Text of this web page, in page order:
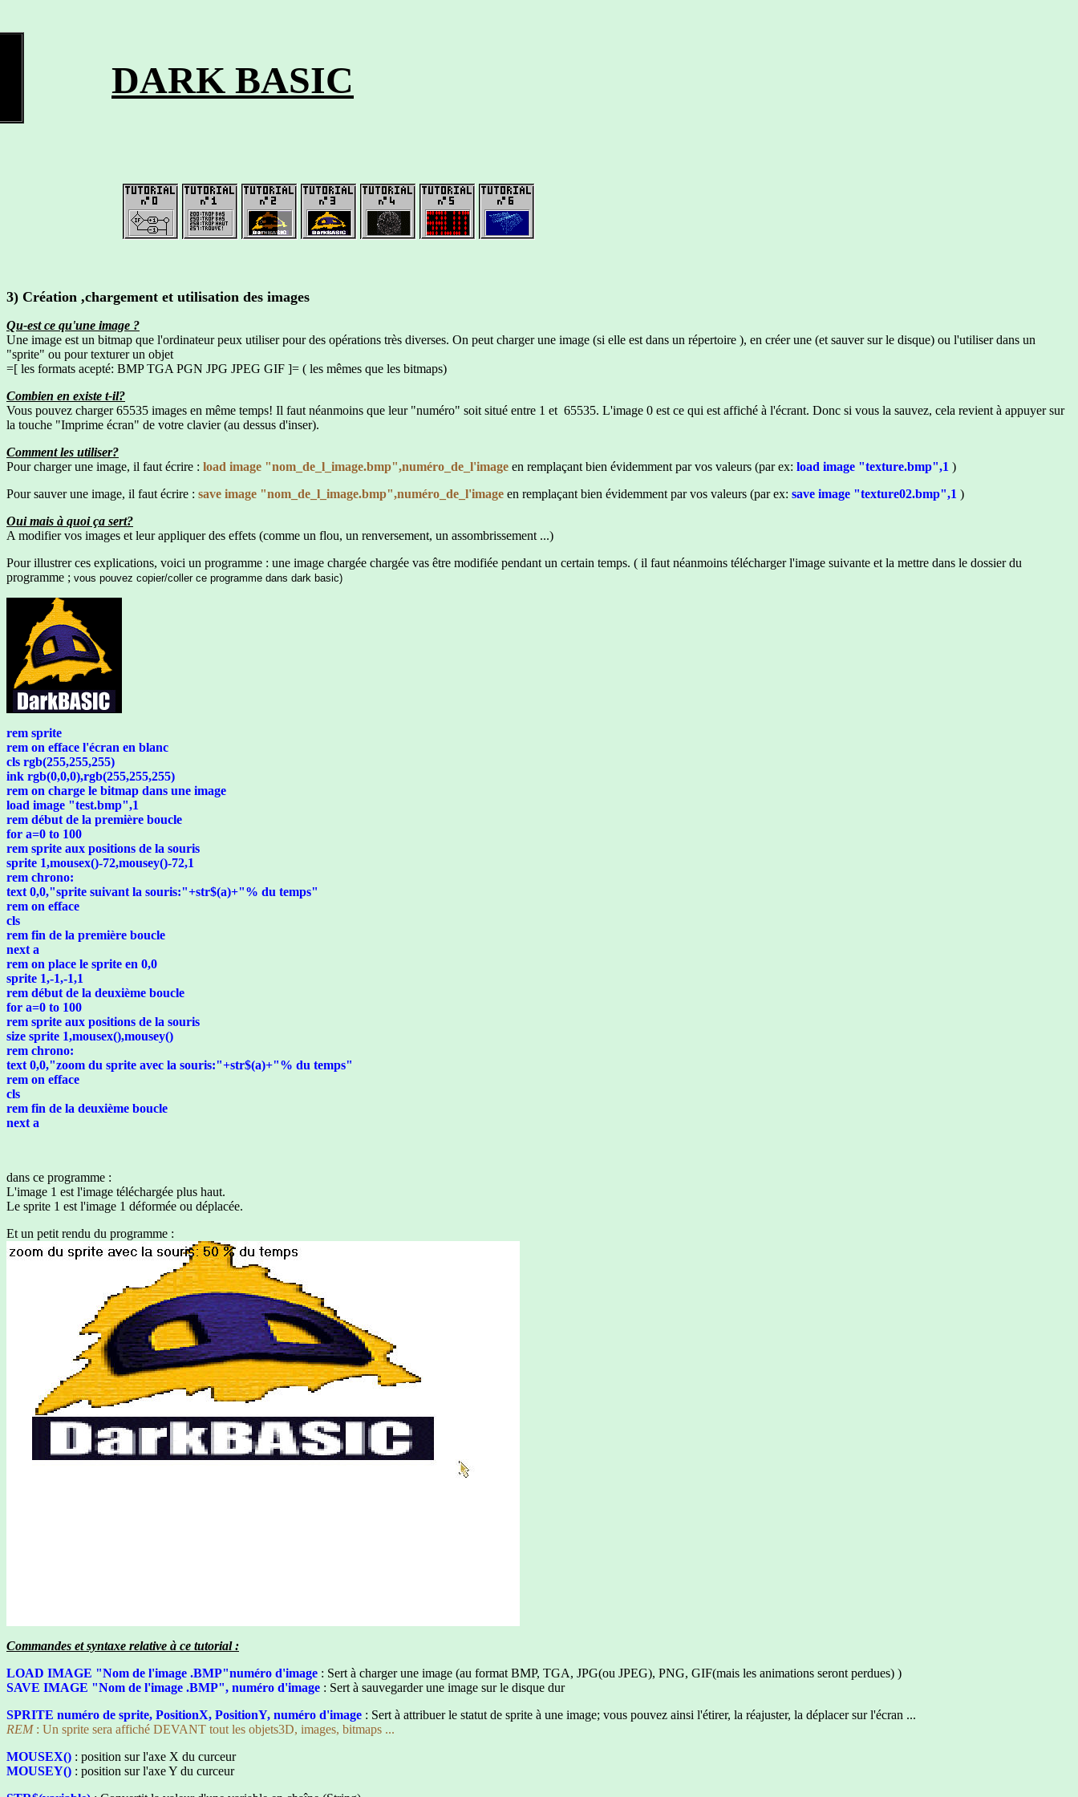
DARK BASIC
3) Création ,chargement et utilisation des images
Qu-est ce qu'une image ?
Une image est un bitmap que l'ordinateur peux utiliser pour des opérations très diverses. On peut charger une image (si elle est dans un répertoire ), en créer une (et sauver sur le disque) ou l'utiliser dans un
"sprite" ou pour texturer un objet
=[ les formats acepté: BMP TGA PGN JPG JPEG GIF ]= ( les mêmes que les bitmaps)
Combien en existe t-il?
Vous pouvez charger 65535 images en même temps! Il faut néanmoins que leur "numéro" soit situé entre 1 et 65535. L'image 0 est ce qui est affiché à l'écrant. Donc si vous la sauvez, cela revient à appuyer sur
la touche "Imprime écran" de votre clavier (au dessus d'inser).
Comment les utiliser?
Pour charger une image, il faut écrire : load image "nom_de_l_image.bmp",numéro_de_l'image en remplaçant bien évidemment par vos valeurs (par ex: load image "texture.bmp",1 )
Pour sauver une image, il faut écrire : save image "nom_de_l_image.bmp",numéro_de_l'image en remplaçant bien évidemment par vos valeurs (par ex: save image "texture02.bmp",1 )
Oui mais à quoi ça sert?
A modifier vos images et leur appliquer des effets (comme un flou, un renversement, un assombrissement ...)
Pour illustrer ces explications, voici un programme : une image chargée chargée vas être modifiée pendant un certain temps. ( il faut néanmoins télécharger l'image suivante et la mettre dans le dossier du
programme ; vous pouvez copier/coller ce programme dans dark basic)
rem sprite
rem on efface l'écran en blanc
cls rgb(255,255,255)
ink rgb(0,0,0),rgb(255,255,255)
rem on charge le bitmap dans une image
load image "test.bmp",1
rem début de la première boucle
for a=0 to 100
rem sprite aux positions de la souris
sprite 1,mousex()-72,mousey()-72,1
rem chrono:
text 0,0,"sprite suivant la souris:"+str$(a)+"% du temps"
rem on efface
cls
rem fin de la première boucle
next a
rem on place le sprite en 0,0
sprite 1,-1,-1,1
rem début de la deuxième boucle
for a=0 to 100
rem sprite aux positions de la souris
size sprite 1,mousex(),mousey()
rem chrono:
text 0,0,"zoom du sprite avec la souris:"+str$(a)+"% du temps"
rem on efface
cls
rem fin de la deuxième boucle
next a
dans ce programme :
L'image 1 est l'image téléchargée plus haut.
Le sprite 1 est l'image 1 déformée ou déplacée.
Et un petit rendu du programme :
Commandes et syntaxe relative à ce tutorial :
LOAD IMAGE "Nom de l'image .BMP"numéro d'image : Sert à charger une image (au format BMP, TGA, JPG(ou JPEG), PNG, GIF(mais les animations seront perdues) )
SAVE IMAGE "Nom de l'image .BMP", numéro d'image : Sert à sauvegarder une image sur le disque dur
SPRITE numéro de sprite, PositionX, PositionY, numéro d'image : Sert à attribuer le statut de sprite à une image; vous pouvez ainsi l'étirer, la réajuster, la déplacer sur l'écran ...
REM : Un sprite sera affiché DEVANT tout les objets3D, images, bitmaps ...
MOUSEX() : position sur l'axe X du curceur
MOUSEY() : position sur l'axe Y du curceur